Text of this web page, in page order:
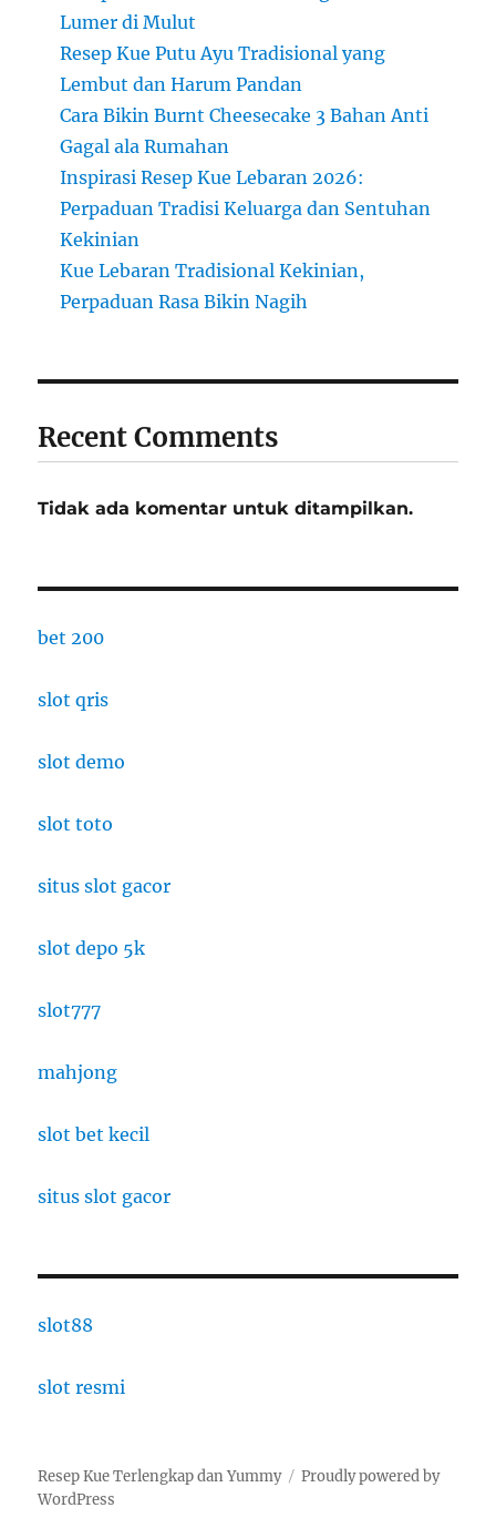
Lumer di Mulut
Resep Kue Putu Ayu Tradisional yang
Lembut dan Harum Pandan
Cara Bikin Burnt Cheesecake 3 Bahan Anti
Gagal ala Rumahan
Inspirasi Resep Kue Lebaran 2026:
Perpaduan Tradisi Keluarga dan Sentuhan
Kekinian
Kue Lebaran Tradisional Kekinian,
Perpaduan Rasa Bikin Nagih
Recent Comments
Tidak ada komentar untuk ditampilkan.
bet 200
slot qris
slot demo
slot toto
situs slot gacor
slot depo 5k
slot777
mahjong
slot bet kecil
situs slot gacor
slot88
slot resmi
Resep Kue Terlengkap dan Yummy
Proudly powered by
WordPress